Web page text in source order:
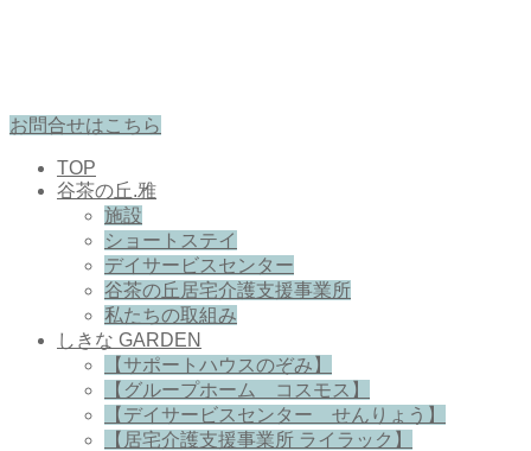
お問合せはこちら
TOP
谷茶の丘.雅
施設
ショートステイ
デイサービスセンター
谷茶の丘居宅介護支援事業所
私たちの取組み
しきな GARDEN
【サポートハウスのぞみ】
【グループホーム コスモス】
【デイサービスセンター せんりょう】
【居宅介護支援事業所 ライラック】